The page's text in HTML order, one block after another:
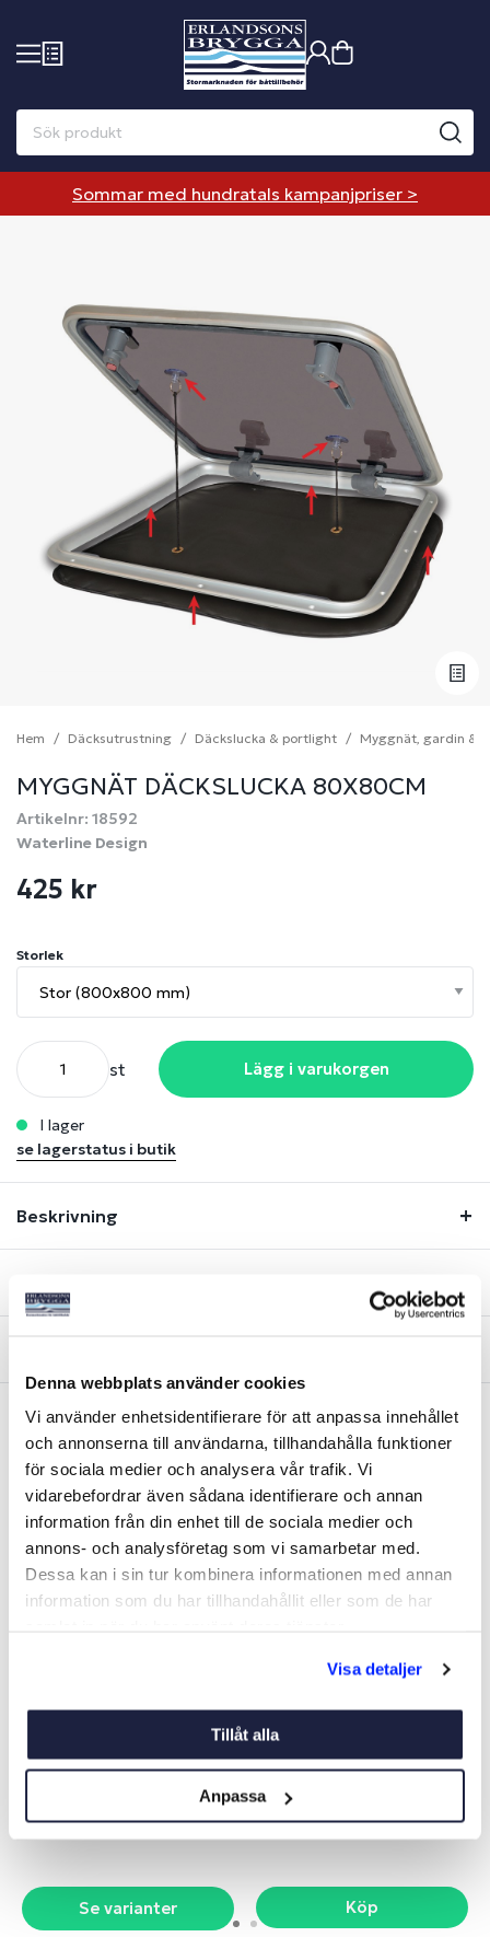
Denna webbplats använder cookies
Vi använder enhetsidentifierare för att anpassa innehållet
och annonserna till användarna, tillhandahålla funktioner
för sociala medier och analysera vår trafik. Vi
vidarebefordrar även sådana identifierare och annan
information från din enhet till de sociala medier och
annons- och analysföretag som vi samarbetar med.
Dessa kan i sin tur kombinera informationen med annan
information som du har tillhandahållit eller som de har
Visa detaljer
Tillåt alla
Anpassa
Sommar med hundratals kampanjpriser >
Hem Däcksutrustning Däckslucka & portlight Myggnät, gardin &
MYGGNÄT DÄCKSLUCKA 80X80CM
Artikelnr: 18592
Waterline Design
425 kr
Storlek
st Lägg i varukorgen
i lager
se lagerstatus i butik
Beskrivning
Liknande produkter
DÄCKSLUCKA
Art nr: V18580
Se varianter
GARDIN FÖR
FÖRPIKSLUCKA MED
VENTIL
Art nr: 18587
485 kr
Köp